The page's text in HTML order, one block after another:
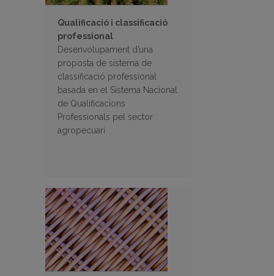
Qualificació i classificació
professional
Desenvolupament d’una
proposta de sistema de
classificació professional
basada en el Sistema Nacional
de Qualificacions
Professionals pel sector
agropecuari